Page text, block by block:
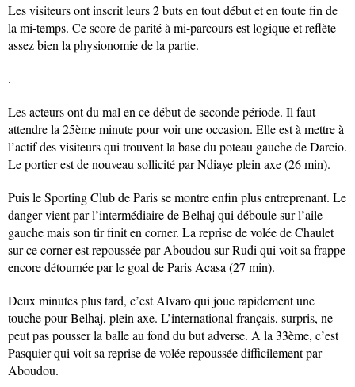
Les visiteurs ont inscrit leurs 2 buts en tout début et en toute fin de
la mi-temps. Ce score de parité à mi-parcours est logique et reflète
assez bien la physionomie de la partie.
.
Les acteurs ont du mal en ce début de seconde période. Il faut
attendre la 25ème minute pour voir une occasion. Elle est à mettre à
l’actif des visiteurs qui trouvent la base du poteau gauche de Darcio.
Le portier est de nouveau sollicité par Ndiaye plein axe (26 min).
Puis le Sporting Club de Paris se montre enfin plus entreprenant. Le
danger vient par l’intermédiaire de Belhaj qui déboule sur l’aile
gauche mais son tir finit en corner. La reprise de volée de Chaulet
sur ce corner est repoussée par Aboudou sur Rudi qui voit sa frappe
encore détournée par le goal de Paris Acasa (27 min).
Deux minutes plus tard, c’est Alvaro qui joue rapidement une
touche pour Belhaj, plein axe. L’international français, surpris, ne
peut pas pousser la balle au fond du but adverse. A la 33ème, c’est
Pasquier qui voit sa reprise de volée repoussée difficilement par
Aboudou.